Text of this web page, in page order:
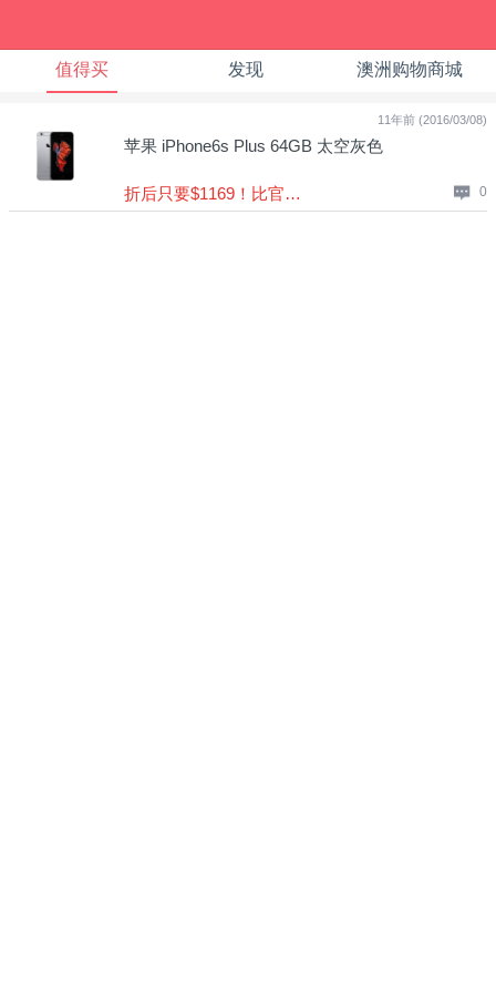
值得买 发现 澳洲购物商城
11年前 (2016/03/08)
苹果 iPhone6s Plus 64GB 太空灰色
折后只要$1169！比官网省$210！ 0